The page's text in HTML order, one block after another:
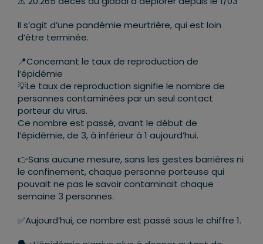
Il s’agit d’une pandémie meurtrière, qui est loin
d’être terminée.
📍Concernant le taux de reproduction de
l’épidémie
💡Le taux de reproduction signifie le nombre de
personnes contaminées par un seul contact
porteur du virus.
Ce nombre est passé, avant le début de
l’épidémie, de 3, à inférieur à 1 aujourd’hui.
👉Sans aucune mesure, sans les gestes barrières ni
le confinement, chaque personne porteuse qui
pouvait ne pas le savoir contaminait chaque
semaine 3 personnes.
✅Aujourd’hui, ce nombre est passé sous le chiffre 1.